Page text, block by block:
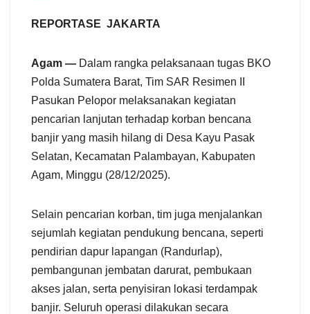
a
REPORTASE JAKARTA
Agam — Dalam rangka pelaksanaan tugas BKO
Polda Sumatera Barat, Tim SAR Resimen II
Pasukan Pelopor melaksanakan kegiatan
pencarian lanjutan terhadap korban bencana
banjir yang masih hilang di Desa Kayu Pasak
Selatan, Kecamatan Palambayan, Kabupaten
Agam, Minggu (28/12/2025).
Selain pencarian korban, tim juga menjalankan
sejumlah kegiatan pendukung bencana, seperti
pendirian dapur lapangan (Randurlap),
pembangunan jembatan darurat, pembukaan
akses jalan, serta penyisiran lokasi terdampak
banjir. Seluruh operasi dilakukan secara